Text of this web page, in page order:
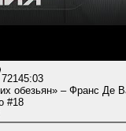
72145:03
обезьян» – Франс Де
#18